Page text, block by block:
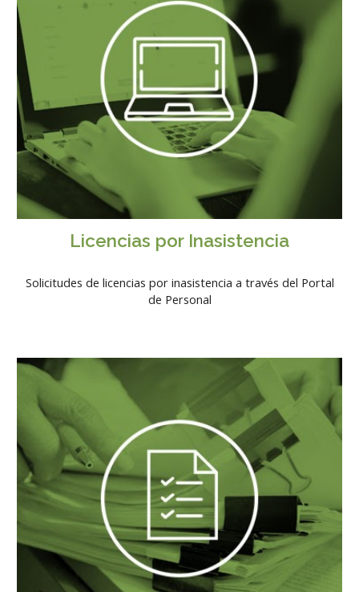
Licencias por Inasistencia
Solicitudes de licencias por inasistencia a través del Portal
de Personal